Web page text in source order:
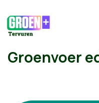
Groenvoer